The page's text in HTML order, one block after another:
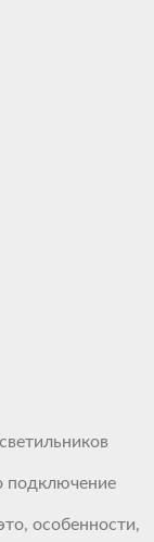
подключение
особенности,